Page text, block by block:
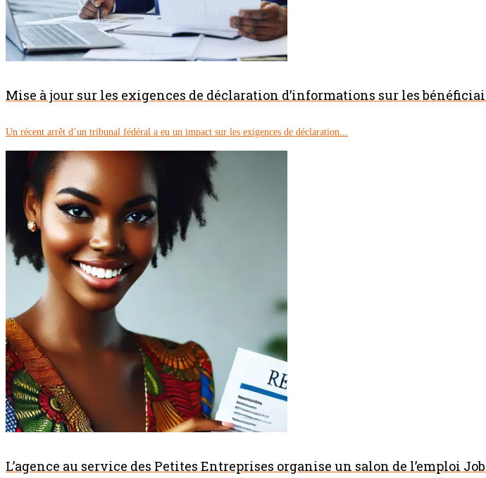
Mise à jour sur les exigences de déclaration d’informations sur les
Un récent arrêt d’un tribunal fédéral a eu un impact sur les exigences de déclaration...
L’agence au service des Petites Entreprises organise un salon de l’emploi